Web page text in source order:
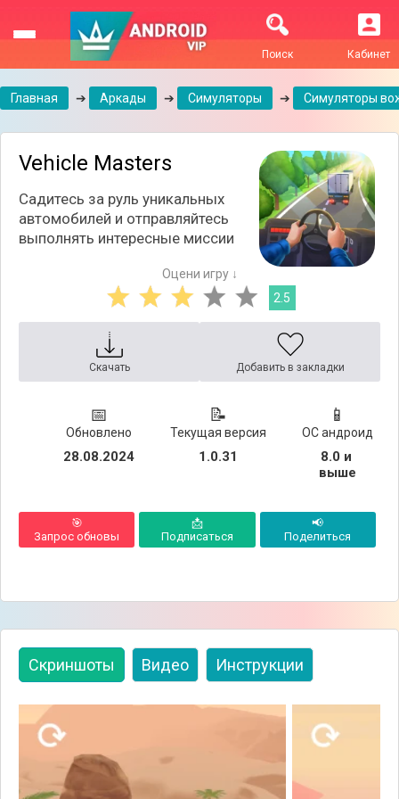
Кабинет
Поиск
Главная ➔ Аркады ➔ Симуляторы ➔ Симуляторы
Vehicle Masters
Садитесь за руль уникальных
автомобилей и отправляйтесь
выполнять интересные миссии
Оцени игру ↓
2.5
Скачать Добавить в закладки
📅
Обновлено
28.08.2024
📝
Текущая версия
1.0.31
📱
ОС андроид
8.0 и
выше
🎯
Запрос обновы
📩
Подписаться
📢
Поделиться
Скриншоты Видео Инструкции